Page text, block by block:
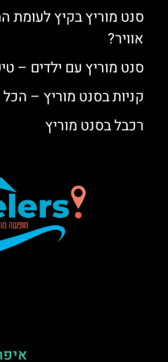
סנט מוריץ בקיץ לעומת
אוויר?
סנט מוריץ עם ילדים –
קניות בסנט מוריץ –
רכבל בסנט מוריץ